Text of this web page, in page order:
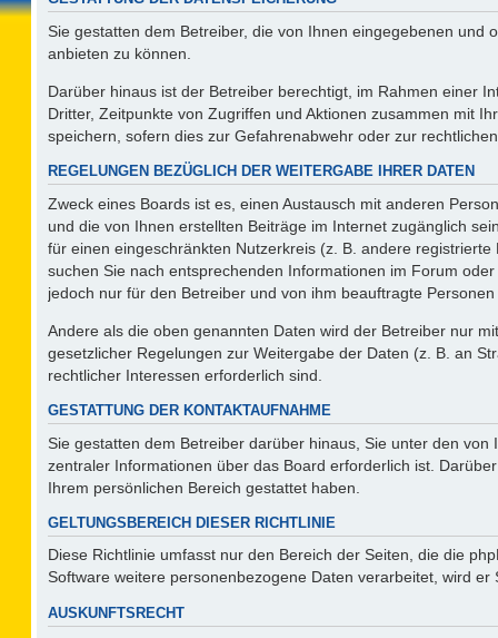
Sie gestatten dem Betreiber, die von Ihnen eingegebenen
anbieten zu können.
Darüber hinaus ist der Betreiber berechtigt, im Rahmen einer
Dritter, Zeitpunkte von Zugriffen und Aktionen zusammen mit
speichern, sofern dies zur Gefahrenabwehr oder zur
REGELUNGEN BEZÜGLICH DER WEITERGABE IHRER DATEN
Zweck eines Boards ist es, einen Austausch mit anderen
und die von Ihnen erstellten Beiträge im Internet zugänglich
für einen eingeschränkten Nutzerkreis (z. B. andere
suchen Sie nach entsprechenden Informationen im Forum
jedoch nur für den Betreiber und von ihm beauftragte
Andere als die oben genannten Daten wird der Betreiber nur
gesetzlicher Regelungen zur Weitergabe der Daten (z. B. an
rechtlicher Interessen erforderlich sind.
GESTATTUNG DER KONTAKTAUFNAHME
Sie gestatten dem Betreiber darüber hinaus, Sie unter den
zentraler Informationen über das Board erforderlich ist.
Ihrem persönlichen Bereich gestattet haben.
GELTUNGSBEREICH DIESER RICHTLINIE
Diese Richtlinie umfasst nur den Bereich der Seiten, die die
Software weitere personenbezogene Daten verarbeitet, wird
AUSKUNFTSRECHT